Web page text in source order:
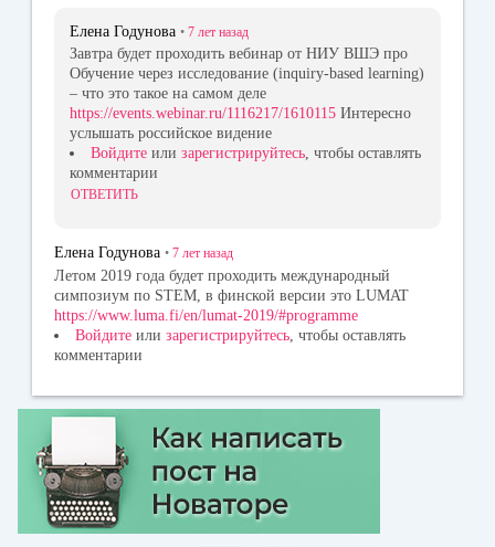
Елена Годунова • 7 лет назад
Завтра будет проходить вебинар от НИУ ВШЭ про
Обучение через исследование (inquiry-based learning)
– что это такое на самом деле
https://events.webinar.ru/1116217/1610115 Интересно
услышать российское видение
Войдите или зарегистрируйтесь, чтобы оставлять
комментарии
ОТВЕТИТЬ
Елена Годунова • 7 лет назад
Летом 2019 года будет проходить международный
симпозиум по STEM, в финской версии это LUMAT
https://www.luma.fi/en/lumat-2019/#programme
Войдите или зарегистрируйтесь , чтобы оставлять
комментарии